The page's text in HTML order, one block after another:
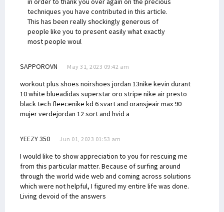
techniques you have contributed in this article.
This has been really shockingly generous of
people like you to present easily what exactly
most people woul
SAPPOROVN May 31, 2023 09:42 am
workout plus shoes noirshoes jordan 13nike kevin durant
10 white blueadidas superstar oro stripe nike air presto
black tech fleecenike kd 6 svart and oransjeair max 90
mujer verdejordan 12 sort and hvid a
YEEZY 350 Jun 01, 2023 01:53 am
I would like to show appreciation to you for rescuing me
from this particular matter. Because of surfing around
through the world wide web and coming across solutions
which were not helpful, I figured my entire life was done.
Living devoid of the answers